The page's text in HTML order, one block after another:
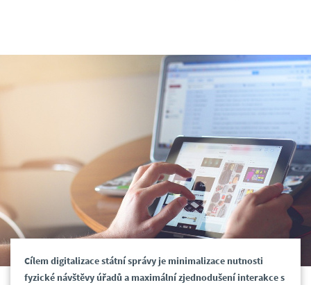
Cílem digitalizace státní správy je minimalizace nutnosti
fyzické návštěvy úřadů a maximální zjednodušení interakce s